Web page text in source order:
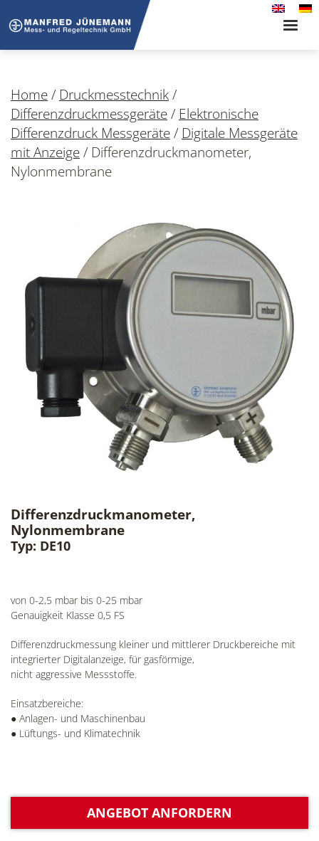
Toggle
Home/ Druckmesstechnik/
Differenzdruckmessgeräte/ Elektronische
Differenzdruck Messgeräte/ Digitale Messgeräte
mit Anzeige/ Differenzdruckmanometer,
Nylonmembrane
Differenzdruckmanometer,
Nylonmembrane
Typ: DE10
von 0-2,5 mbar bis 0-25 mbar
Genauigkeit Klasse 0,5 FS
Differenzdruckmessung kleiner und mittlerer Druckbereiche mit
integrierter Digitalanzeige, für gasförmige,
nicht aggressive Messstoffe.
Einsatzbereiche:
● Anlagen- und Maschinenbau
● Lüftungs- und Klimatechnik
ANGEBOT ANFORDERN